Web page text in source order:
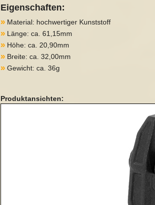
Eigenschaften:
»Material: hochwertiger Kunststoff
»Länge: ca. 61,15mm
»Höhe: ca. 20,90mm
»Breite: ca. 32,00mm
»Gewicht: ca. 36g
Produktansichten: